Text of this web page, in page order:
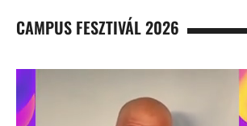
CAMPUS FESZTIVÁL 2026